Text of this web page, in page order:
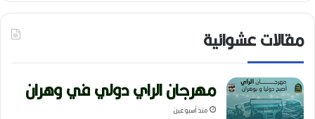
مقالات عشوائية
مهرجان الراي دولي في وهران
منذ أسبوعين